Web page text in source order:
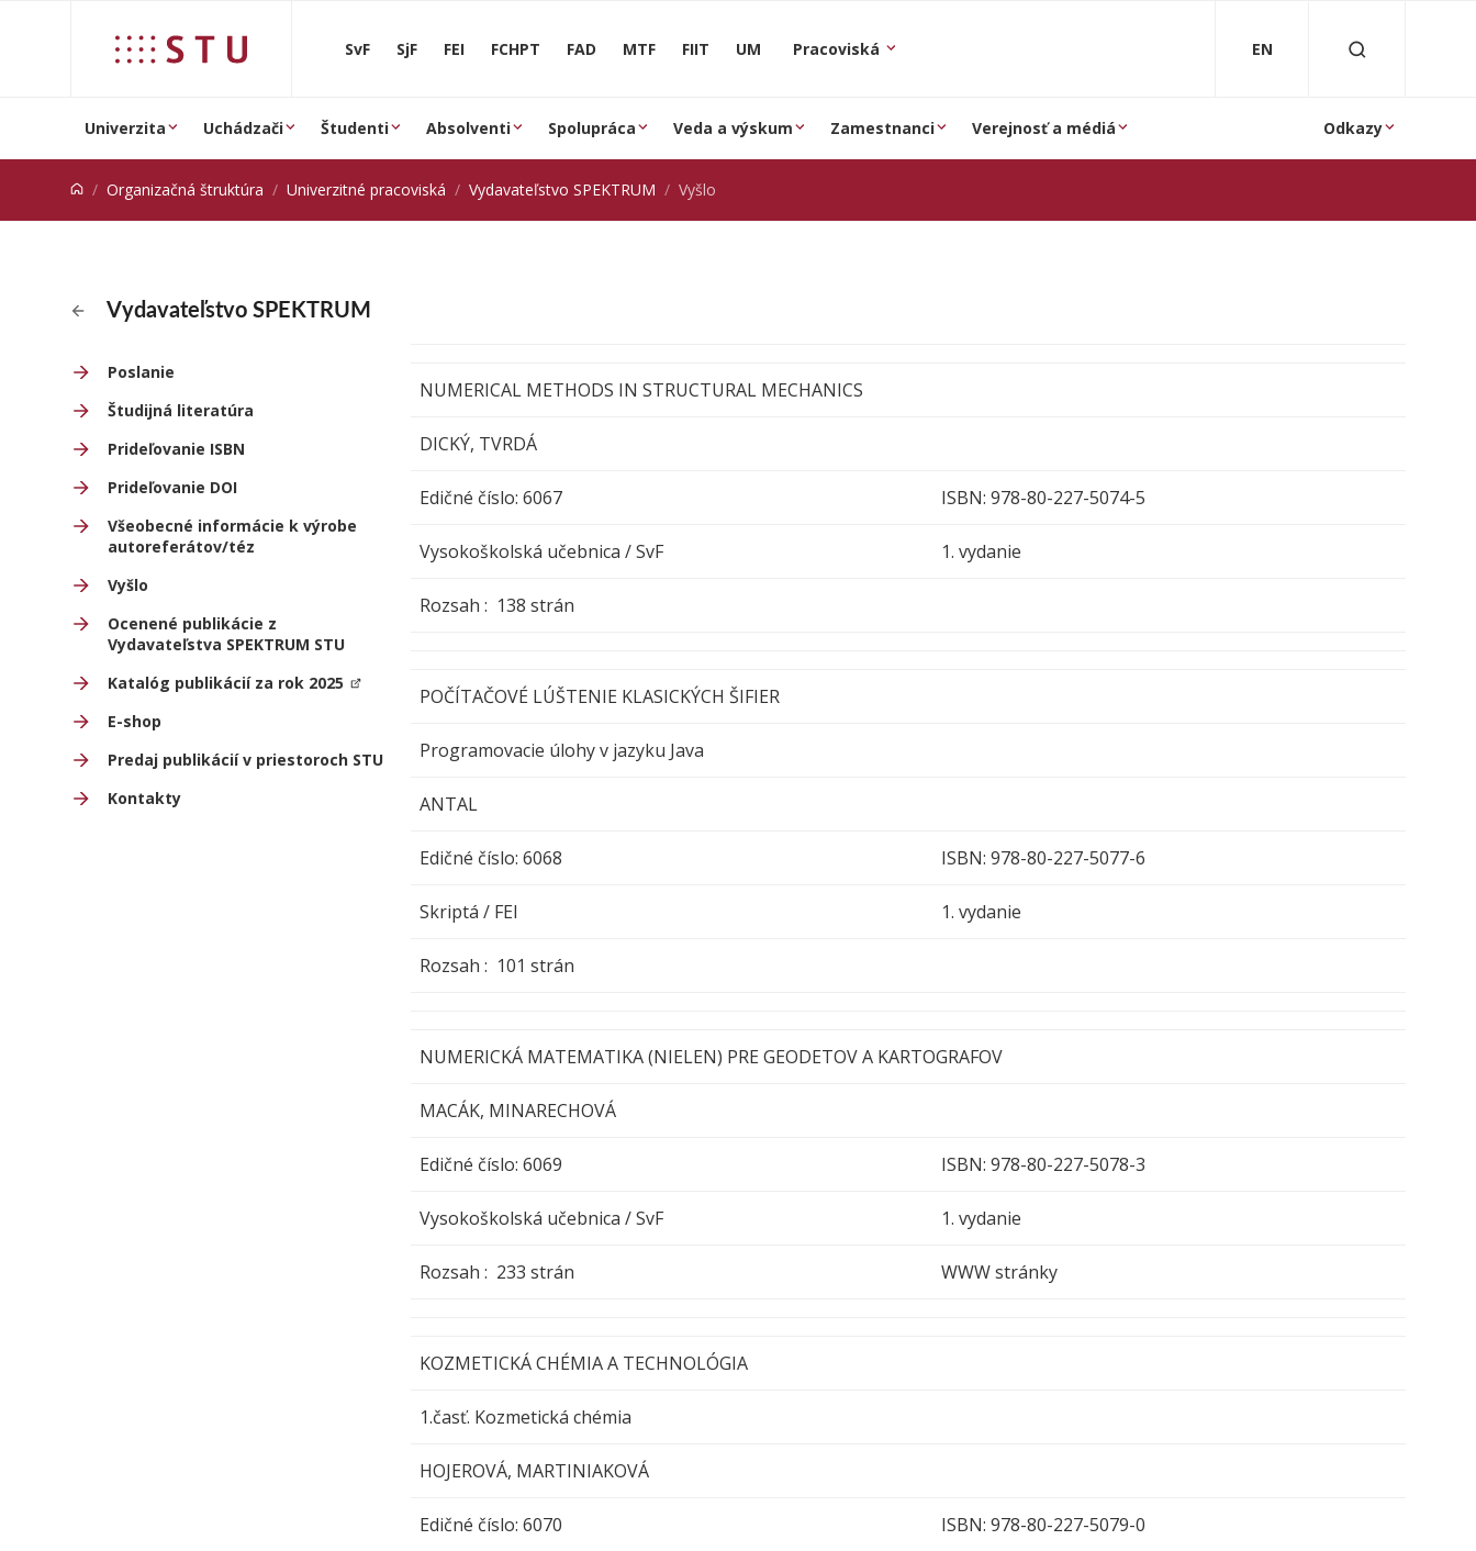
SvF SjF FEI FCHPT FAD MTF FIIT UM Pracoviská EN
Univerzita Uchádzači Študenti Absolventi Spolupráca Veda a výskum Zamestnanci Verejnosť a médiá Odkazy
Organizačná štruktúra Univerzitné pracoviská Vydavateľstvo SPEKTRUM Vyšlo
Vydavateľstvo SPEKTRUM
Poslanie
Študijná literatúra
Prideľovanie ISBN
Prideľovanie DOI
Všeobecné informácie k výrobe
autoreferátov/téz
Vyšlo
Ocenené publikácie z
Vydavateľstva SPEKTRUM STU
Katalóg publikácií za rok 2025
E-shop
Predaj publikácií v priestoroch STU
Kontakty
NUMERICAL METHODS IN STRUCTURAL MECHANICS
DICKÝ, TVRDÁ
Edičné číslo: 6067 ISBN: 978-80-227-5074-5
Vysokoškolská učebnica / SvF 1. vydanie
Rozsah : 138 strán
POČÍTAČOVÉ LÚŠTENIE KLASICKÝCH ŠIFIER
Programovacie úlohy v jazyku Java
ANTAL
Edičné číslo: 6068 ISBN: 978-80-227-5077-6
Skriptá / FEI 1. vydanie
Rozsah : 101 strán
NUMERICKÁ MATEMATIKA (NIELEN) PRE GEODETOV A KARTOGRAFOV
MACÁK, MINARECHOVÁ
Edičné číslo: 6069 ISBN: 978-80-227-5078-3
Vysokoškolská učebnica / SvF 1. vydanie
Rozsah : 233 strán WWW stránky
KOZMETICKÁ CHÉMIA A TECHNOLÓGIA
1.časť. Kozmetická chémia
HOJEROVÁ, MARTINIAKOVÁ
Edičné číslo: 6070 ISBN: 978-80-227-5079-0